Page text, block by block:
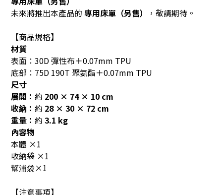
未來將推出本產品的 專用床單（另售）
，敬請期待。
【商品規格】
材質
表面：30D 彈性布＋0.07mm TPU
底部：75D 190T 聚氨酯＋0.07mm TPU
尺寸
展開： 約 200 × 74 × 10 cm
收納： 約 28 × 30 × 72 cm
重量： 約 3.1 kg
內容物
本體 ×1
收納袋 ×1
幫浦袋 ×1
【注意事項】